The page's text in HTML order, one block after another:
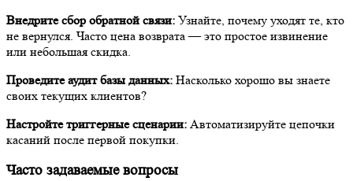
Внедрите сбор обратной связи: Узнайте, почему уходят те, кто
не вернулся. Часто цена возврата — это простое извинение
или небольшая скидка.
Проведите аудит базы данных: Насколько хорошо вы знаете
своих текущих клиентов?
Настройте триггерные сценарии: Автоматизируйте цепочки
касаний после первой покупки.
Часто задаваемые вопросы